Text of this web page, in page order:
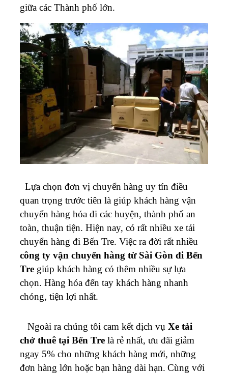
giữa các Thành phố lớn.
Lựa chọn đơn vị chuyển hàng uy tín điều
quan trọng trước tiên là giúp khách hàng vận
chuyển hàng hóa đi các huyện, thành phố an
toàn, thuận tiện. Hiện nay, có rất nhiều xe tải
chuyển hàng đi Bến Tre. Việc ra đời rất nhiều
công ty vận chuyển hàng từ Sài Gòn đi Bến
Tre giúp khách hàng có thêm nhiều sự lựa
chọn. Hàng hóa đến tay khách hàng nhanh
chóng, tiện lợi nhất.
Ngoài ra chúng tôi cam kết dịch vụ Xe tải
chở thuê tại Bến Tre là rẻ nhất, ưu đãi giảm
ngay 5% cho những khách hàng mới, những
đơn hàng lớn hoặc bạn hàng dài hạn. Cùng với